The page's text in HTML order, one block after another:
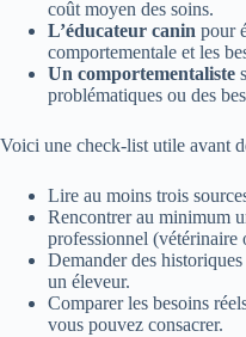
coût moyen des soins.
L’éducateur canin pour
comportementale et les
Un comportementaliste
problématiques ou des
Voici une check-list utile avant
Lire au moins trois
Rencontrer au minimum
professionnel (vétérinaire
Demander des
un éleveur.
Comparer les besoins
vous pouvez consacrer.